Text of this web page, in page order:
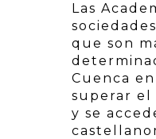
Las
que son
Cuenca
superar el
y se